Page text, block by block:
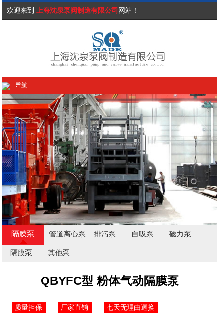
欢迎来到 上海沈泉泵阀制造有限公司 网站！
导航
隔膜泵 管道离心泵 排污泵 自吸泵 磁力泵
隔膜泵 其他泵
QBYFC型 粉体气动隔膜泵
质量担保 厂家直销 七天无理由退换